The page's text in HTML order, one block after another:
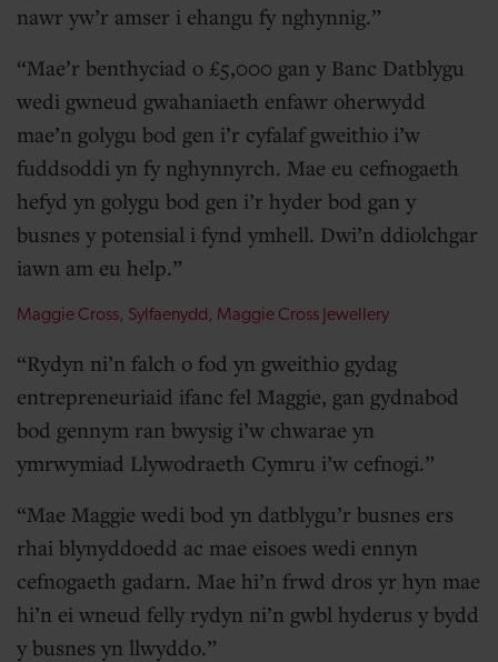
nawr yw’r amser i ehangu fy nghynnig.
Mae’r benthyciad o £5,000 gan y Banc Datblygu
wedi gwneud gwahaniaeth enfawr oherwydd
mae’n golygu bod gen i’r cyfalaf gweithio i’w
fuddsoddi yn fy nghynnyrch. Mae eu cefnogaeth
hefyd yn golygu bod gen i’r hyder bod gan y
busnes y potensial i fynd ymhell. Dwi’n ddiolchgar
iawn am eu help.
Maggie Cross, Sylfaenydd, Maggie Cross Jewellery
Rydyn ni’n falch o fod yn gweithio gydag
entrepreneuriaid ifanc fel Maggie, gan gydnabod
bod gennym ran bwysig i’w chwarae yn
ymrwymiad Llywodraeth Cymru i’w cefnogi.
Mae Maggie wedi bod yn datblygu’r busnes ers
rhai blynyddoedd ac mae eisoes wedi ennyn
cefnogaeth gadarn. Mae hi’n frwd dros yr hyn mae
hi’n ei wneud felly rydyn ni’n gwbl hyderus y bydd
y busnes yn llwyddo.